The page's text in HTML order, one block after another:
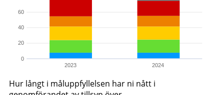
2023 2024
0
20
40
60
Hur långt i måluppfyllelsen har ni nått i